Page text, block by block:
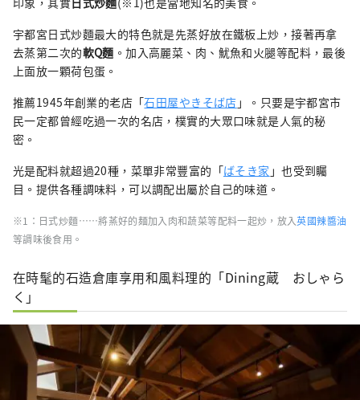
宇都宮日式炒麵最大的特色就是先蒸好放在鐵板上炒，接著再拿
去蒸第二次的軟Q麵 。加入高麗菜、肉、魷魚和火腿等配料，最後
上面放一顆荷包蛋。
推薦1945年創業的老店「石田屋やきそば店 」。只要是宇都宮市
民一定都曾經吃過一次的名店，樸實的大眾口味就是人氣的秘
密。
光是配料就超過20種，菜單非常豐富的「ばそき家 」也受到矚
目。提供各種調味料，可以調配出屬於自己的味道。
※1：日式炒麵……將蒸好的麺加入肉和蔬菜等配料一起炒，放入英國辣醬油
等調味後食用。
在時髦的石造倉庫享用和風料理的「Dining蔵 おしゃら
く」